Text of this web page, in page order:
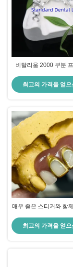
비탈리움 2000 부분
프레임
최고의 가격을 얻
매우 좋은 스티커와 함
최고의 가격을 얻